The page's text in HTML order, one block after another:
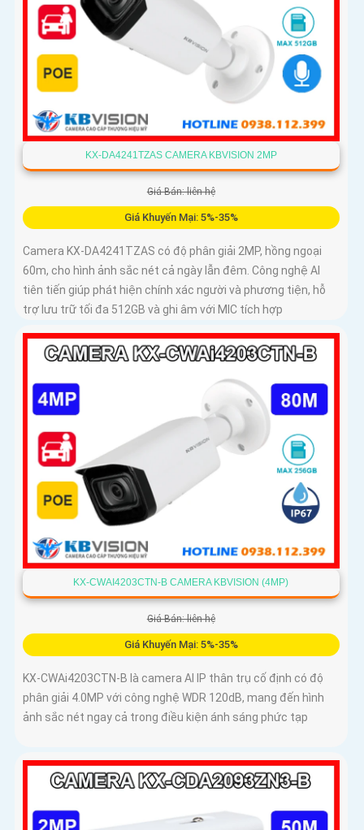
KX-DA4241TZAS CAMERA KBVISION 2MP
Giá Bán: liên hệ
Giá Khuyến Mại: 5%-35%
Camera KX-DA4241TZAS có độ phân giải 2MP, hồng ngoại
60m, cho hình ảnh sắc nét cả ngày lẫn đêm. Công nghệ AI
tiên tiến giúp phát hiện chính xác người và phương tiện, hỗ
trợ lưu trữ tối đa 512GB và ghi âm với MIC tích hợp
KX-CWAI4203CTN-B CAMERA KBVISION (4MP)
Giá Bán: liên hệ
Giá Khuyến Mại: 5%-35%
KX-CWAi4203CTN-B là camera AI IP thân trụ cố định có độ
phân giải 4.0MP với công nghệ WDR 120dB, mang đến hình
ảnh sắc nét ngay cả trong điều kiện ánh sáng phức tạp